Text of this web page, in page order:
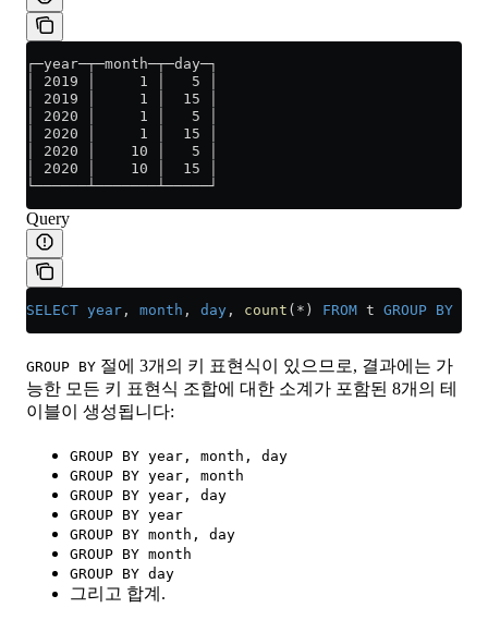
┌─year─┬─month─┬─day─┐
│ 2019 │     1 │   5 │
│ 2019 │     1 │  15 │
│ 2020 │     1 │   5 │
│ 2020 │     1 │  15 │
│ 2020 │    10 │   5 │
│ 2020 │    10 │  15 │
└──────┴───────┴─────┘
Query
SELECT year , month , day , count ( * ) FROM t GROUP BY
GROUP BY 절에 3개의 키 표현식이 있으므로, 결과에는 가
능한 모든 키 표현식 조합에 대한 소계가 포함된 8개의 테
이블이 생성됩니다:
GROUP BY year, month, day
GROUP BY year, month
GROUP BY year, day
GROUP BY year
GROUP BY month, day
GROUP BY month
GROUP BY day
그리고 합계.